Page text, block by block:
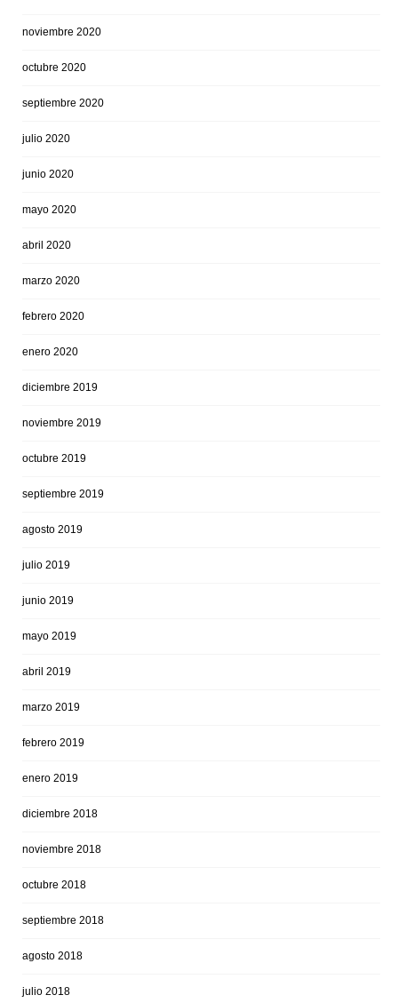
noviembre 2020
octubre 2020
septiembre 2020
julio 2020
junio 2020
mayo 2020
abril 2020
marzo 2020
febrero 2020
enero 2020
diciembre 2019
noviembre 2019
octubre 2019
septiembre 2019
agosto 2019
julio 2019
junio 2019
mayo 2019
abril 2019
marzo 2019
febrero 2019
enero 2019
diciembre 2018
noviembre 2018
octubre 2018
septiembre 2018
agosto 2018
julio 2018